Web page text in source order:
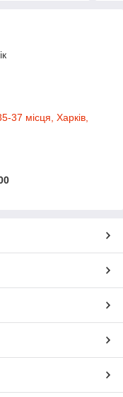
37 місця, Харків,